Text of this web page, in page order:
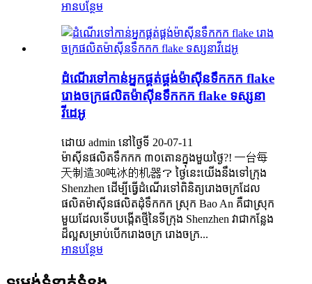
អានបន្ថែម
ដំណើរទៅកាន់អ្នកផ្គត់ផ្គង់ម៉ាស៊ីនទឹកកក flake
រោងចក្រផលិតម៉ាស៊ីនទឹកកក flake ទស្សនា
វីដេអូ
ដោយ admin នៅថ្ងៃទី 20-07-11
ម៉ាស៊ីនផលិតទឹកកក ៣០តោនក្នុងមួយថ្ងៃ?! 一台每
天制造30吨冰的机器？ ថ្ងៃនេះយើងនឹងទៅក្រុង
Shenzhen ដើម្បីធ្វើដំណើរទៅពិនិត្យរោងចក្រដែល
ផលិតម៉ាស៊ីនផលិតដុំទឹកកក ស្រុក Bao An គឺជាស្រុក
មួយដែលទើបបង្កើតថ្មីនៃទីក្រុង Shenzhen វាជាកន្លែង
ដ៏ល្អសម្រាប់បើករោងចក្រ រោងចក្រ...
អានបន្ថែម